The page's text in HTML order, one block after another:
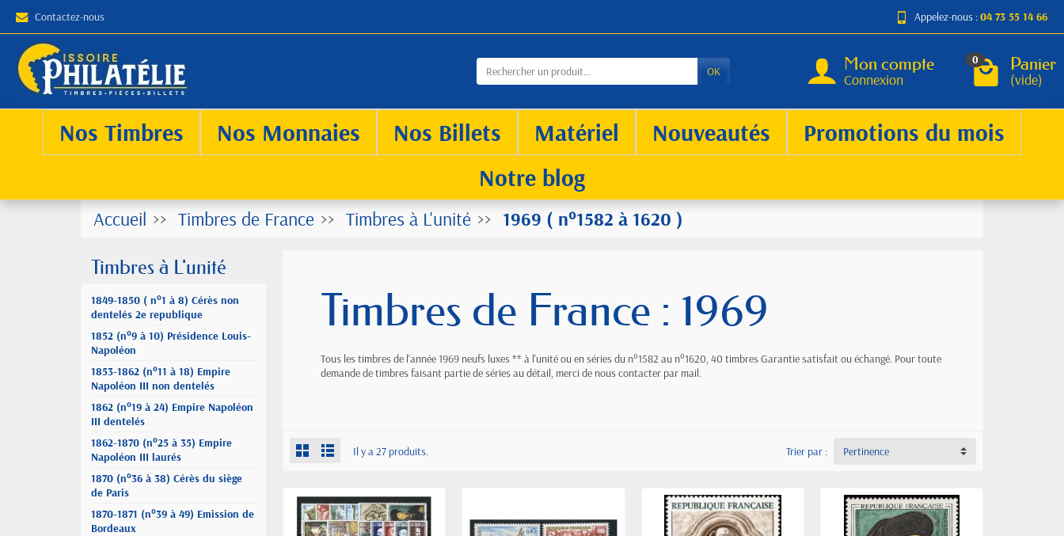
Contactez-nous Appelez-nous :04 73 55 14 66
OK Mon compte
Connexion
0 Panier
(vide)
Nos Timbres Nos Monnaies Nos Billets Matériel Nouveautés
Promotions du mois
Notre blog
Accueil Timbres de France Timbres à L'unité 1969 ( n°1582 à 1620 )
Timbres à L'unité
1849-1850 ( n°1 à 8) Cérès non
dentelés 2e republique
1852 (n°9 à 10) Présidence Louis-
Napoléon
1853-1862 (n°11 à 18) Empire
Napoléon III non dentelés
1862 (n°19 à 24) Empire Napoléon
III dentelés
1862-1870 (n°25 à 35) Empire
Napoléon III laurés
1870 (n°36 à 38) Cérès du siège
de Paris
1870-1871 (n°39 à 49) Emission de
Bordeaux
Timbres de France : 1969
Tous les timbres de l'année 1969 neufs luxes ** à l'unité ou en séries du n°1582 au n°1620, 40 timbres Garantie satisfait ou échangé. Pour toute
demande de timbres faisant partie de séries au détail, merci de nous contacter par mail.
Il y a 27 produits. Trier par : Pertinence